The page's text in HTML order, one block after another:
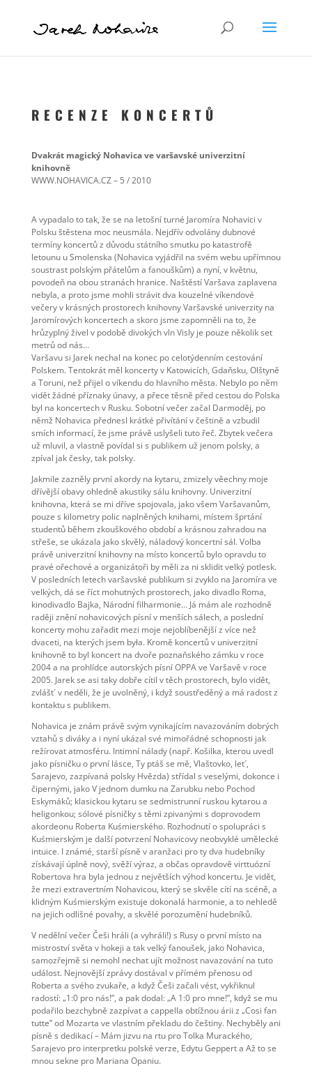
R E C E N Z E K O N C E R T Ů
Dvakrát magický Nohavica ve varšavské univerzitní
knihovně
WWW.NOHAVICA.CZ – 5 / 2010
A vypadalo to tak, že se na letošní turné Jaromíra Nohavici v
Polsku štěstena moc neusmála. Nejdřív odvolány dubnové
termíny koncertů z důvodu státního smutku po katastrofě
letounu u Smolenska (Nohavica vyjádřil na svém webu upřímnou
soustrast polským přátelům a fanouškům) a nyní, v květnu,
povodeň na obou stranách hranice. Naštěstí Varšava zaplavena
nebyla, a proto jsme mohli strávit dva kouzelné víkendové
večery v krásných prostorech knihovny Varšavské univerzity na
Jaromírových koncertech a skoro jsme zapomněli na to, že
hrůzyplný živel v podobě divokých vln Visly je pouze několik set
metrů od nás…
Varšavu si Jarek nechal na konec po celotýdenním cestování
Polskem. Tentokrát měl koncerty v Katowicích, Gdaňsku, Olštyně
a Toruni, než přijel o víkendu do hlavního města. Nebylo po něm
vidět žádné příznaky únavy, a přece těsně před cestou do Polska
byl na koncertech v Rusku. Sobotní večer začal Darmoděj, po
němž Nohavica přednesl krátké přivítání v češtině a vzbudil
smích informací, že jsme právě uslyšeli tuto řeč. Zbytek večera
už mluvil, a vlastně povídal si s publikem už jenom polsky, a
zpíval jak česky, tak polsky.
Jakmile zazněly první akordy na kytaru, zmizely věechny moje
dřívější obavy ohledně akustiky sálu knihovny. Univerzitní
knihovna, která se mi dříve spojovala, jako všem Varšavanům,
pouze s kilometry polic naplněných knihami, místem šprtání
studentů během zkouškového období a krásnou zahradou na
střeše, se ukázala jako skvělý, náladový koncertní sál. Volba
právě univerzitní knihovny na místo koncertů bylo opravdu to
pravé ořechové a organizátoři by měli za ni sklidit velký potlesk.
V posledních letech varšavské publikum si zvyklo na Jaromíra ve
velkých, dá se říct mohutných prostorech, jako divadlo Roma,
kinodivadlo Bajka, Národní filharmonie… Já mám ale rozhodně
raději znění nohavicových písní v menších sálech, a poslední
koncerty mohu zařadit mezi moje nejoblíbenější z více než
dvaceti, na kterých jsem była. Kromě koncertů v univerzitní
knihovně to byl koncert na dvoře poznaňského zámku v roce
2004 a na prohlídce autorských písní OPPA ve Varšavě v roce
2005. Jarek se asi taky dobře cítil v těch prostorech, bylo vidět,
zvlášt´ v neděli, že je uvolněný, i když soustředěný a má radost z
kontaktu s publikem.
Nohavica je znám právě svým vynikajícím navazováním dobrých
vztahů s diváky a i nyní ukázal své mimořádné schopnosti jak
režírovat atmosféru. Intimní nálady (např. Košilka, kterou uvedl
jako písničku o první lásce, Ty ptáš se mě, Vlaštovko, let´,
Sarajevo, zazpívaná polsky Hvězda) střídal s veselými, dokonce i
čipernými, jako V jednom dumku na Zarubku nebo Pochod
Eskymáků; klasickou kytaru se sedmistrunní ruskou kytarou a
heligonkou; sólové písničky s těmi zpivanými s doprovodem
akordeonu Roberta Kuśmierského. Rozhodnutí o spolupráci s
Kuśmierským je další potvrzení Nohavicovy neobvyklé umělecké
intuice. I známé, starší písně v aranžaci pro ty dva hudebníky
získávají úplně nový, svěží výraz, a občas opravdově virttuózní
Robertova hra byla jednou z největších výhod koncertu. Je vidět,
že mezi extravertním Nohavicou, který se skvěle cítí na scéně, a
klidným Kuśmierským existuje dokonalá harmonie, a to nehledě
na jejich odlišné povahy, a skvělé porozumění hudebníků.
V nedělní večer Češi hráli (a vyhráli!) s Rusy o první místo na
mistroství světa v hokeji a tak velký fanoušek, jako Nohavica,
samozřejmě si nemohl nechat ujít možnost navazování na tuto
událost. Nejnovější zprávy dostával v přímém přenosu od
Roberta a svého zvukaře, a když Češi začali vést, vykřiknul
radostí: „1:0 pro nás!”, a pak dodal: „A 1:0 pro mne!”, když se mu
podařilo bezchybně zazpívat a cappella obtížnou árii z „Cosi fan
tutte” od Mozarta ve vlastním překladu do češtiny. Nechyběly ani
písně s dedikací – Mám jizvu na rtu pro Tolka Murackého,
Sarajevo pro interpretku polské verze, Edytu Geppert a Až to se
mnou sekne pro Mariana Opaniu.